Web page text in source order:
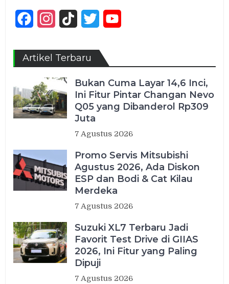
FacebookInstagram
TikTok Twitter
Artikel Terbaru
Bukan Cuma Layar 14,6 Inci,
Ini Fitur Pintar Changan Nevo
Q05 yang Dibanderol Rp309
Juta
7 Agustus 2026
Promo Servis Mitsubishi
Agustus 2026, Ada Diskon
ESP dan Bodi & Cat Kilau
Merdeka
7 Agustus 2026
Suzuki XL7 Terbaru Jadi
Favorit Test Drive di GIIAS
2026, Ini Fitur yang Paling
Dipuji
7 Agustus 2026